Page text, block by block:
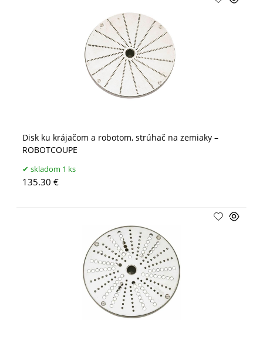
Disk ku krájačom a robotom, strúhač na zemiaky –
ROBOTCOUPE
skladom 1 ks
135.30 €